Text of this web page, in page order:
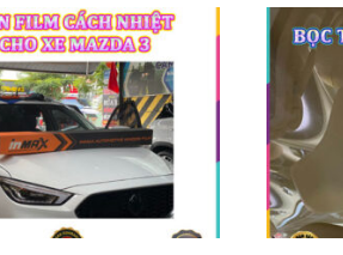
tại tphcm